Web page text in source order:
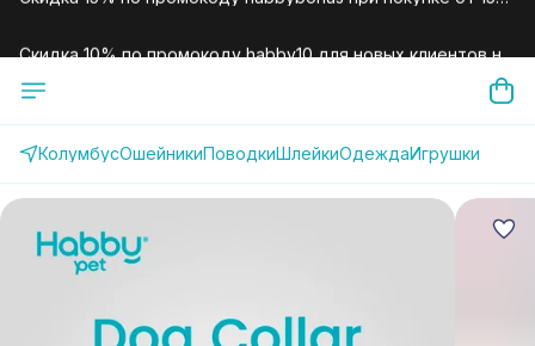
первый заказ.
КолумбусОшейникиПоводкиШлейкиОдеждаИгрушки